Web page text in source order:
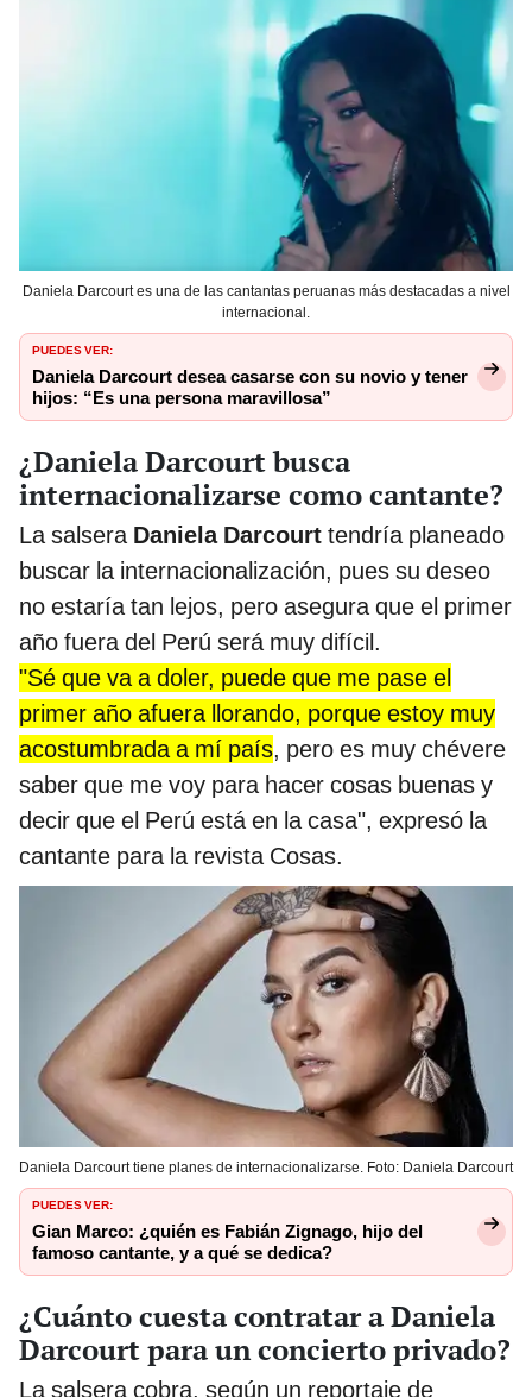
Daniela Darcourt es una de las cantantas peruanas más destacadas a nivel
internacional.
PUEDES VER:
Daniela Darcourt desea casarse con su novio y tener
hijos: “Es una persona maravillosa”
¿Daniela Darcourt busca
internacionalizarse como cantante?
La salsera Daniela Darcourt tendría planeado
buscar la internacionalización, pues su deseo
no estaría tan lejos, pero asegura que el primer
año fuera del Perú será muy difícil.
"Sé que va a doler, puede que me pase el
primer año afuera llorando, porque estoy muy
acostumbrada a mí país, pero es muy chévere
saber que me voy para hacer cosas buenas y
decir que el Perú está en la casa", expresó la
cantante para la revista Cosas.
Daniela Darcourt tiene planes de internacionalizarse. Foto: Daniela Darcourt
PUEDES VER:
Gian Marco: ¿quién es Fabián Zignago, hijo del
famoso cantante, y a qué se dedica?
¿Cuánto cuesta contratar a Daniela
Darcourt para un concierto privado?
La salsera cobra, según un reportaje de